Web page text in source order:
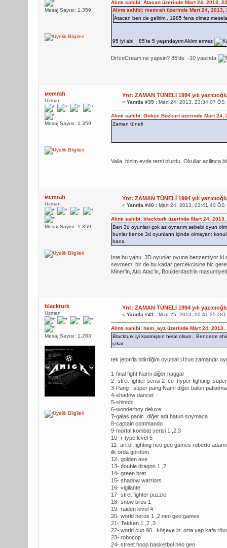
Mesaj Sayısı: 1.359
Alıntı sahibi: Atacan üzerinde Mart 24, 2013,
Alıntı sahibi: memrah üzerinde Mart 24, 2013,
Atacan ben de gelirim.. 1985 fena olmaz mesela
95 iyi abi 85'te 5 yaşındayım Aklım ermez
DrIceCream ne yapsin? 85'de -10 yasinda
мemrah
Uzman
Mesaj Sayısı: 1.359
Ynt: ZAMAN TÜNELİ 1994 yılı
« Yanıtla #39 :Mart 24, 2013, 23:34:07 ÖS
Alıntı sahibi: Gökçe Bozkurt üzerinde Mart 24,
Zaman tüneli
Valla, bizim evde tersi olurdu. Okullar acilinca
мemrah
Uzman
Mesaj Sayısı: 1.359
Ynt: ZAMAN TÜNELİ 1994 yılı
« Yanıtla #40 :Mart 24, 2013, 23:41:40 ÖS
Alıntı sahibi: blackturk üzerinde Mart 24,
Ben 3d oyunları çok az oynarım sebebi oyun
bunlar bence 3d oyunların içinde olmayan;
bana
Iste bu yahu. 3D oyunlar oyuna benzemiyor ki
sevmem, bir de bu kadar gercekcisine hic
Miner'in, Atic Atac'in, Boulderdash'in
blackturk
Uzman
Mesaj Sayısı: 1.283
Ynt: ZAMAN TÜNELİ 1994 yılı
« Yanıtla #41 :Mart 25, 2013, 00:41:35 ÖÖ
Alıntı sahibi: hsm_ayz üzerinde Mart 24, 2013,
Blackturk iyi kasmışsın helal olsun.. Bendede
çıkar..
tek jeton'la bitirdiğim oyunlar.Uzun zamandır
1-final fight Namı diğer haggar
2- stret fighter serisi 2 ,ce ,hyper fighting
3-Pang , süper pang Namı diğer balon
4-shadow dancer
5-shinobi
6-wonderboy deluxe
7-galas panic diğer adı hatun soymaca
8-captain commando
9-mortal kombat serisi 1 ,2,3
10- r-type level 5
11- art of fighting neo geo games roberto
ilk orda gördüm.
12- golden axe
13- double dragon 1 ,2
14- green bret
15- shadow warriors
16- vigilante
17- stret fighter puzzle
18- snow bros 1
19- raiden level 4
20- world heros 1 ,2 neo geo games
21- Tekken 1 ,2 ,3
22- world cup 90 köşeye in orta yap kafa
23- robocop
24- street hoop basketbol neo geo